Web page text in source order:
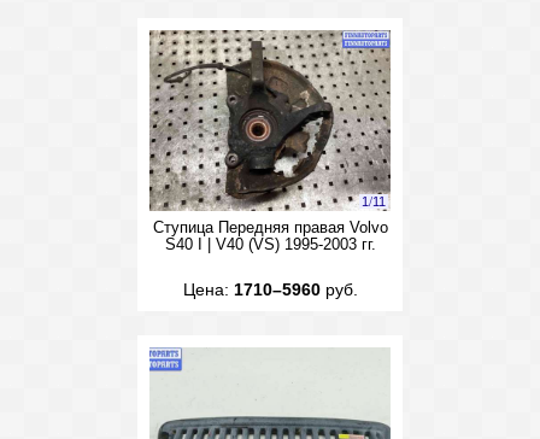
1/11
Ступица Передняя правая Volvo
S40 I | V40 (VS) 1995-2003 гг.
Цена: 1710–5960руб.